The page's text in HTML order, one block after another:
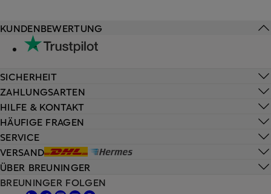
HILFE & KONTAKT
HÄUFIGE FRAGEN
SERVICE
VERSAND
KUNDENBEWERTUNG
SICHERHEIT
ZAHLUNGSARTEN
ÜBER BREUNINGER
BREUNINGER FOLGEN